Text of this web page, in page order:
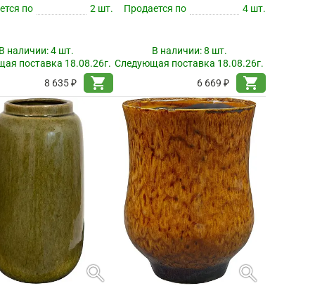
по
2 шт.
наличии:4 шт.
поставка 18.08.26г.
8 635 ₽
shopping_cart
Продается по
4 шт.
В наличии:8 шт.
Следующая поставка 18.08.26г.
6 669 ₽
shopping_cart
search search